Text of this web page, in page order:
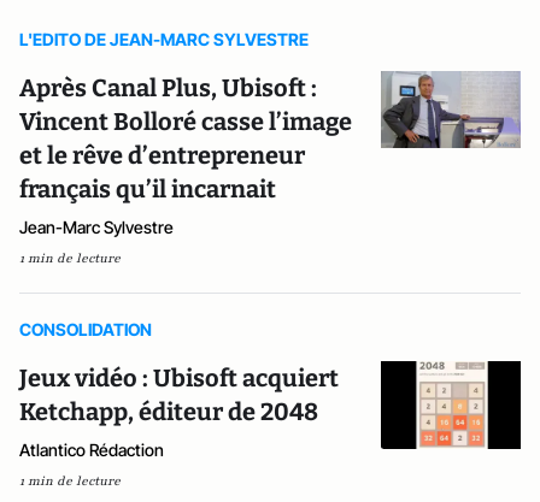
L'EDITO DE JEAN-MARC SYLVESTRE
Après Canal Plus, Ubisoft :
Vincent Bolloré casse l’image
et le rêve d’entrepreneur
français qu’il incarnait
Jean-Marc Sylvestre
1 min de lecture
CONSOLIDATION
Jeux vidéo : Ubisoft acquiert
Ketchapp, éditeur de 2048
Atlantico Rédaction
1 min de lecture